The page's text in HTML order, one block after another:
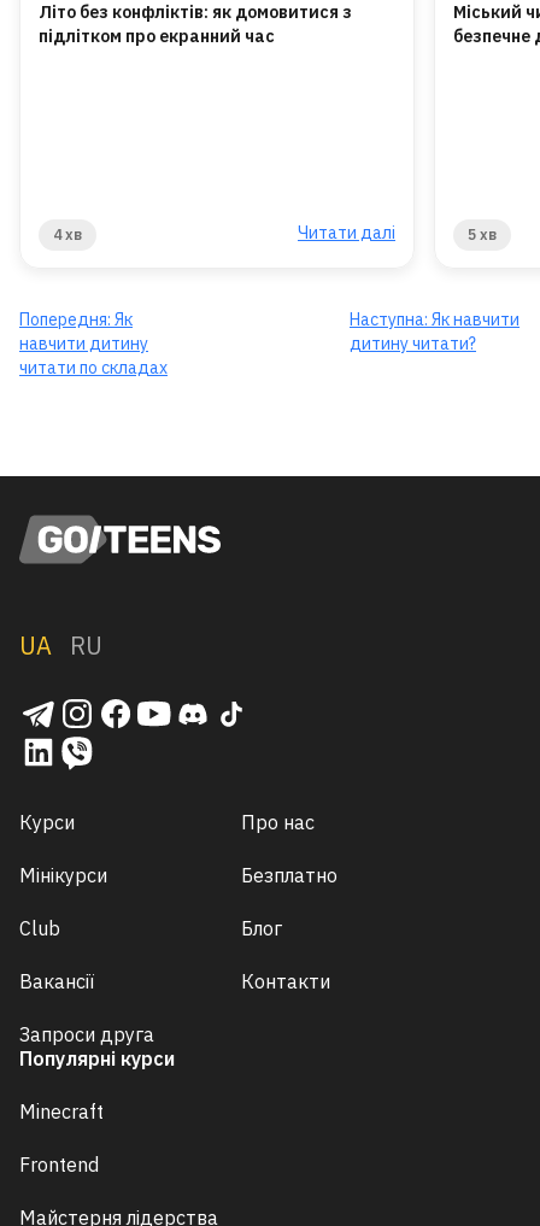
Літо без конфліктів: як домовитися з
підлітком про екранний час
4 хв Читати далі
Міський
безпечне
5 хв
Попередня: Як
навчити дитину
читати по складах
Наступна: Як навчити
дитину читати?
UA RU
Курси
Мінікурси
Club
Вакансії
Запроси друга
Про нас
Безплатно
Блог
Контакти
Популярні курси
Minecraft
Frontend
Майстерня лідерства